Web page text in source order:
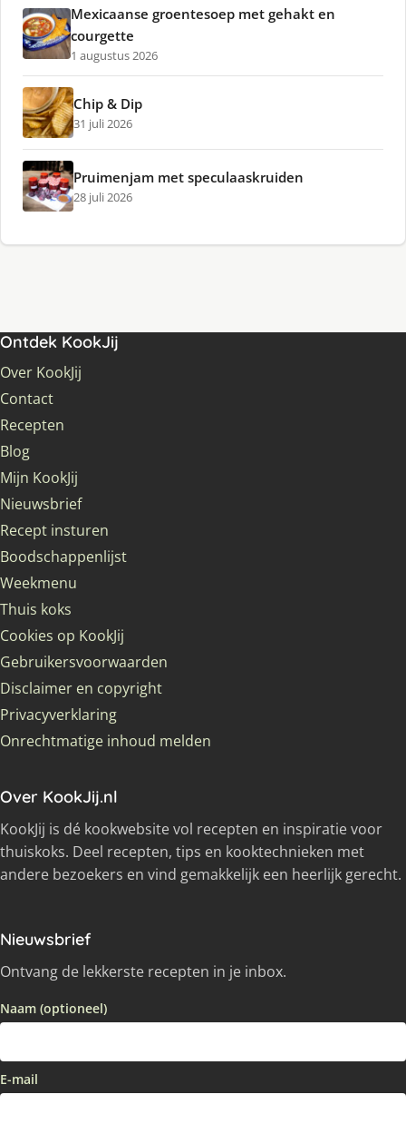
Mexicaanse groentesoep met gehakt en
courgette
1 augustus 2026
Chip & Dip
31 juli 2026
Pruimenjam met speculaaskruiden
28 juli 2026
Ontdek KookJij
Over KookJij
Contact
Recepten
Blog
Mijn KookJij
Nieuwsbrief
Recept insturen
Boodschappenlijst
Weekmenu
Thuis koks
Cookies op KookJij
Gebruikersvoorwaarden
Disclaimer en copyright
Privacyverklaring
Onrechtmatige inhoud melden
Over KookJij.nl
KookJij is dé kookwebsite vol recepten en inspiratie voor
thuiskoks. Deel recepten, tips en kooktechnieken met
andere bezoekers en vind gemakkelijk een heerlijk gerecht.
Nieuwsbrief
Ontvang de lekkerste recepten in je inbox.
Naam (optioneel)
E-mail